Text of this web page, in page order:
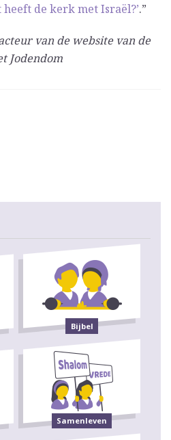
de kerk met Israël?’.”
van de website van de
Jodendom
Bijbel
Samenleven